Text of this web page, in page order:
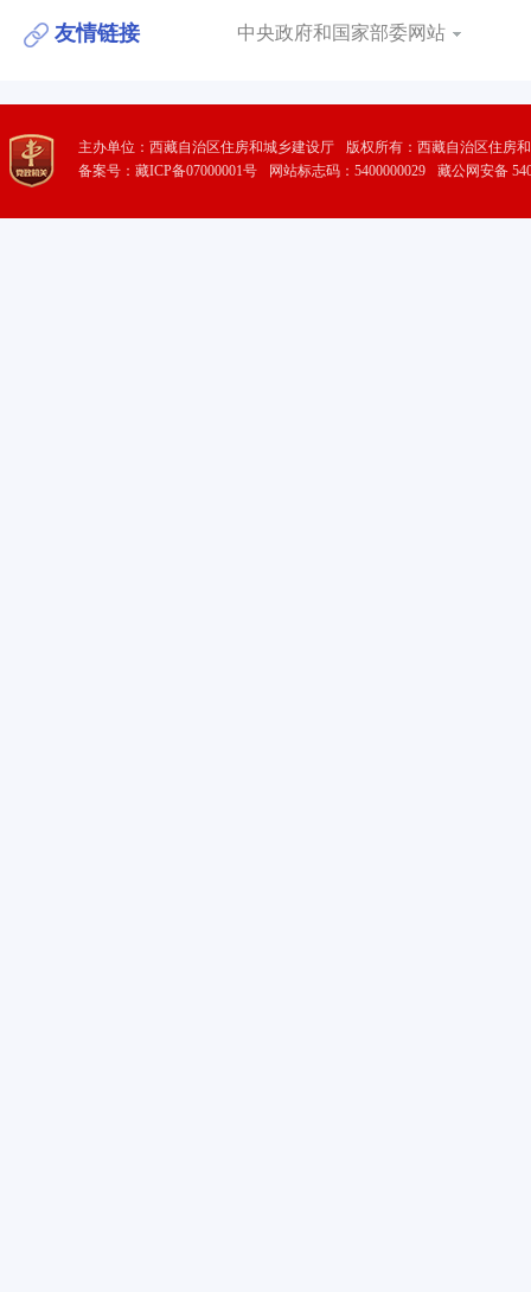
友情链接 中央政府和国家部委网站
主办单位：西藏自治区住房和城乡建设厅
版权所有：西藏自治区住房
备案号：藏ICP备07000001号
网站标志码：5400000029 藏公网安备